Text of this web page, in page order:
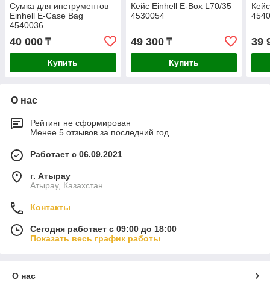
Сумка для инструментов
Einhell E-Case Bag
4540036
40 000 ₸
Купить
Кейс Einhell E-Box L70/35
4530054
49 300₸
Купить
39
О нас
Рейтинг не сформирован
Менее 5 отзывов за последний год
Работает с 06.09.2021
г. Атырау
Атырау, Казахстан
Контакты
Сегодня работает с 09:00 до 18:00
Показать весь график работы
О нас